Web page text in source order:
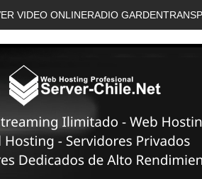
VIDEO ONLINERADIO GARDEN